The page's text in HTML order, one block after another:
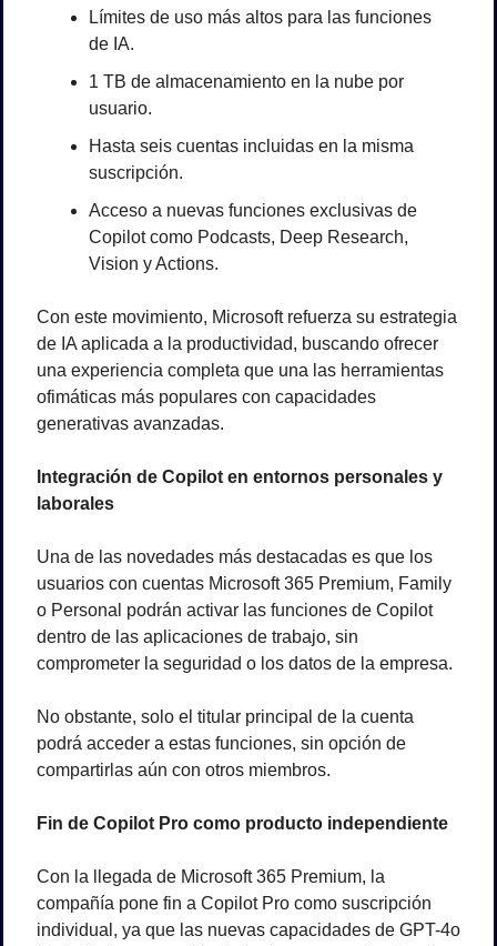
Límites de uso más altos para las funciones
de IA.
1 TB de almacenamiento en la nube por
usuario.
Hasta seis cuentas incluidas en la misma
suscripción.
Acceso a nuevas funciones exclusivas de
Copilot como Podcasts, Deep Research,
Vision y Actions.
Con este movimiento, Microsoft refuerza su estrategia
de IA aplicada a la productividad, buscando ofrecer
una experiencia completa que una las herramientas
ofimáticas más populares con capacidades
generativas avanzadas.
Integración de Copilot en entornos personales y
laborales
Una de las novedades más destacadas es que los
usuarios con cuentas Microsoft 365 Premium, Family
o Personal podrán activar las funciones de Copilot
dentro de las aplicaciones de trabajo, sin
comprometer la seguridad o los datos de la empresa.
No obstante, solo el titular principal de la cuenta
podrá acceder a estas funciones, sin opción de
compartirlas aún con otros miembros.
Fin de Copilot Pro como producto independiente
Con la llegada de Microsoft 365 Premium, la
compañía pone fin a Copilot Pro como suscripción
individual, ya que las nuevas capacidades de GPT-4o